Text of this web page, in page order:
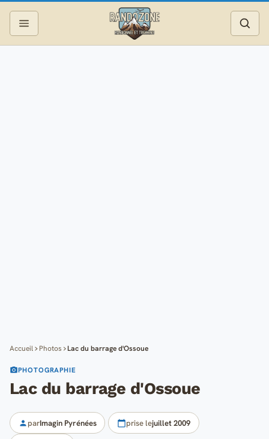
Accueil Photos Lac du barrage d'Ossoue
PHOTOGRAPHIE
Lac du barrage d'Ossoue
parImagin Pyrénées prise lejuillet 2009